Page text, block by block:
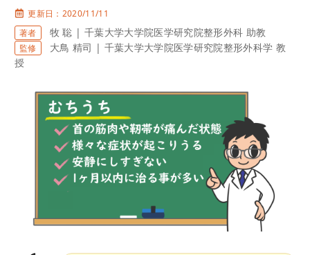
更新日：2020/11/11
著者
牧 聡 | 千葉大学大学院医学研究院整形外科 助教
監修
大鳥 精司 | 千葉大学大学院医学研究院整形外科学 教
授